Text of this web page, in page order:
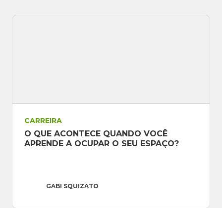
CARREIRA
O QUE ACONTECE QUANDO VOCÊ
APRENDE A OCUPAR O SEU ESPAÇO?
GABI SQUIZATO